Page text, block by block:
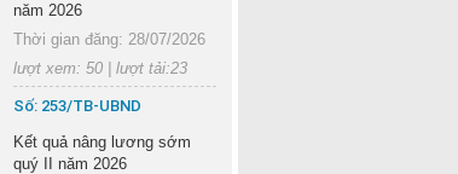
năm 2026
Thời gian đăng: 28/07/2026
lượt xem: 50 | lượt tải:23
Số: 253/TB-UBND
Kết quả nâng lương sớm
quý II năm 2026